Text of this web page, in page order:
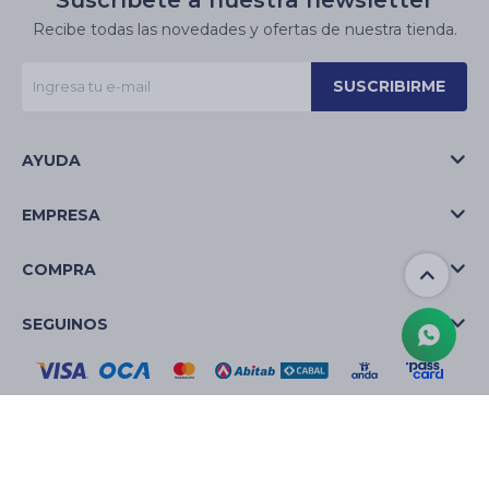
Recibe todas las novedades y ofertas de nuestra tienda.
SUSCRIBIRME
AYUDA
EMPRESA
COMPRA
SEGUINOS